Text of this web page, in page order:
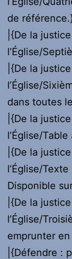
de
|{De la
l’Église/
|{De la
l’Église/
dans toutes
|{De la
l’Église/
|{De la
l’Église/
Disponible
|{De la
l’Église/
emprunter
|{Défendre :